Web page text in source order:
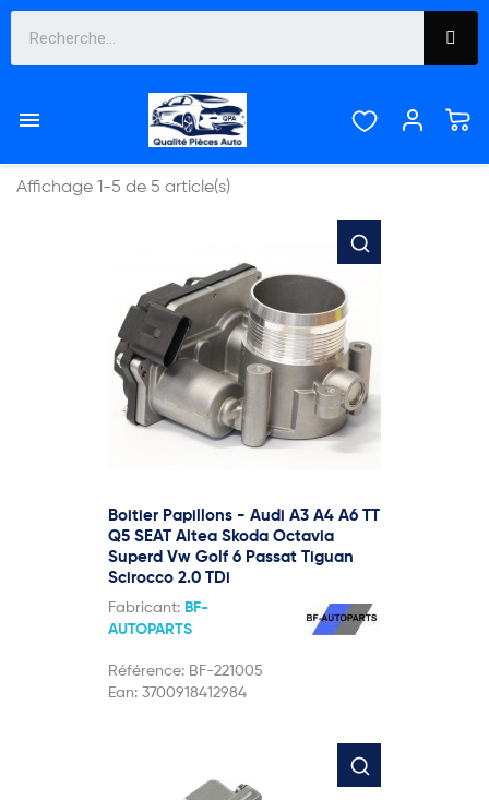

BOITIER PAPILLON

Affichage 1-5 de 5 article(s)
Boitier Papillons - Audi A3 A4 A6 TT
Q5 SEAT Altea Skoda Octavia
Superd Vw Golf 6 Passat Tiguan
Scirocco 2.0 TDi
Fabricant: BF-
AUTOPARTS
Référence: BF-221005
Ean: 3700918412984